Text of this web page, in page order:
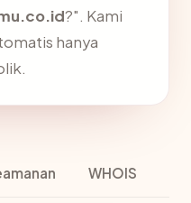
?". Kami
hanya
WHOIS